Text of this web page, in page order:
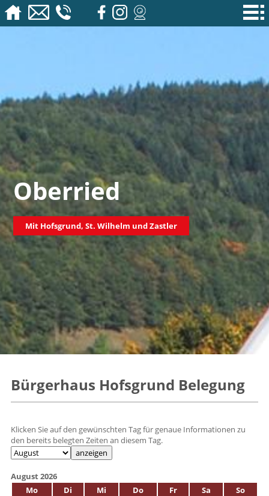
Oberried
Mit Hofsgrund, St. Wilhelm und Zastler
Bürgerhaus Hofsgrund Belegung
Klicken Sie auf den gewünschten Tag für genaue Informationen zu
den bereits belegten Zeiten an diesem Tag.
August 2026
Mo
Di Mi Do Fr Sa
So